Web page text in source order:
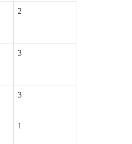
2
3
3
1